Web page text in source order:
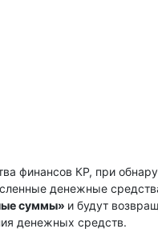
финансов КР, при
денежные
суммы» и будут
денежных средств.